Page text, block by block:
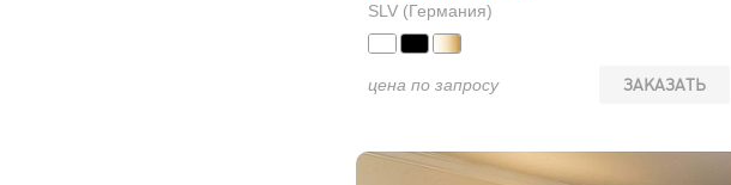
SLV (Германия)
ЗАКАЗАТЬ
цена по запросу